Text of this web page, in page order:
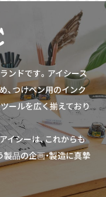
ンドです。アイシース
、つけペン用のインク
ールを広く揃えており
イシーは、これからも
品の企画・製造に真摯